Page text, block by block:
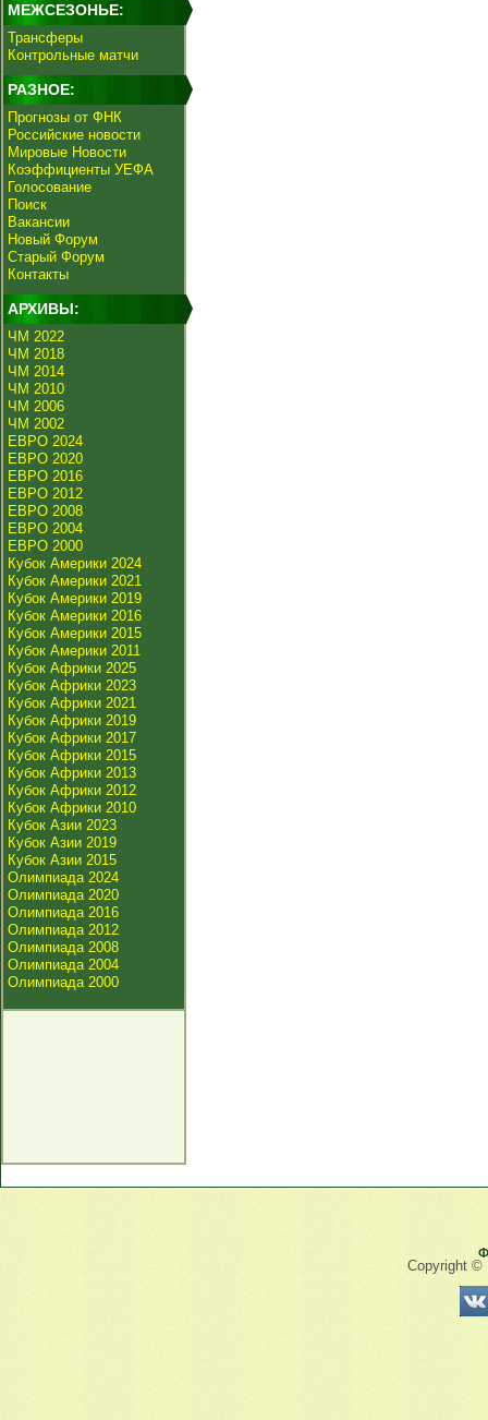
МЕЖСЕЗОНЬЕ:
Трансферы
Контрольные матчи
РАЗНОЕ:
Прогнозы от ФНК
Российские новости
Мировые Новости
Коэффициенты УЕФА
Голосование
Поиск
Вакансии
Новый Форум
Старый Форум
Контакты
АРХИВЫ:
ЧМ 2022
ЧМ 2018
ЧМ 2014
ЧМ 2010
ЧМ 2006
ЧМ 2002
ЕВРО 2024
ЕВРО 2020
ЕВРО 2016
ЕВРО 2012
ЕВРО 2008
ЕВРО 2004
ЕВРО 2000
Кубок Америки 2024
Кубок Америки 2021
Кубок Америки 2019
Кубок Америки 2016
Кубок Америки 2015
Кубок Америки 2011
Кубок Африки 2025
Кубок Африки 2023
Кубок Африки 2021
Кубок Африки 2019
Кубок Африки 2017
Кубок Африки 2015
Кубок Африки 2013
Кубок Африки 2012
Кубок Африки 2010
Кубок Азии 2023
Кубок Азии 2019
Кубок Азии 2015
Олимпиада 2024
Олимпиада 2020
Олимпиада 2016
Олимпиада 2012
Олимпиада 2008
Олимпиада 2004
Олимпиада 2000
Copyright ©